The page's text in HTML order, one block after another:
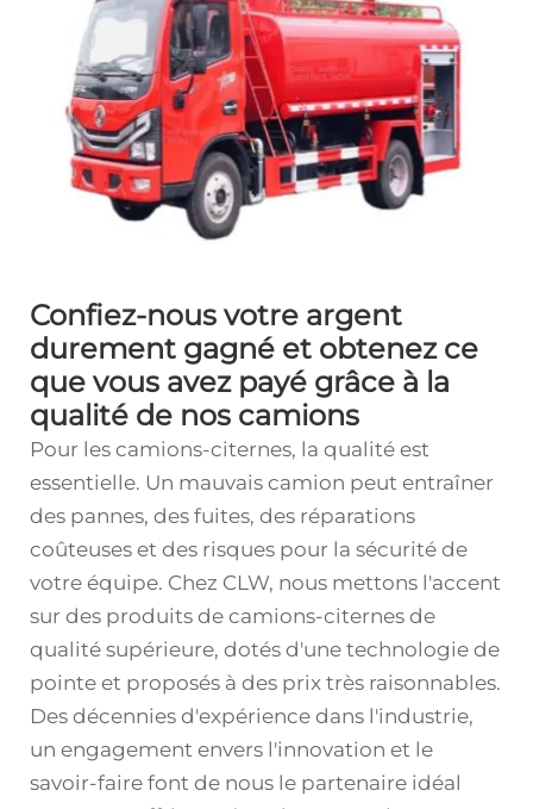
Confiez-nous votre argent
durement gagné et obtenez ce
que vous avez payé grâce à la
qualité de nos camions
Pour les camions-citernes, la qualité est
essentielle. Un mauvais camion peut entraîner
des pannes, des fuites, des réparations
coûteuses et des risques pour la sécurité de
votre équipe. Chez CLW, nous mettons l'accent
sur des produits de camions-citernes de
qualité supérieure, dotés d'une technologie de
pointe et proposés à des prix très raisonnables.
Des décennies d'expérience dans l'industrie,
un engagement envers l'innovation et le
savoir-faire font de nous le partenaire idéal